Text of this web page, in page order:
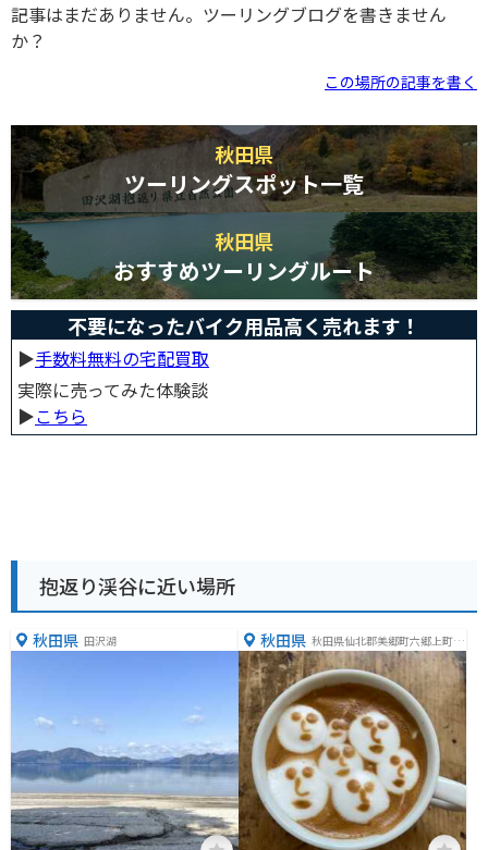
記事はまだありません。ツーリングブログを書きません
か？
この場所の記事を書く
秋田県
ツーリングスポット一覧
秋田県
おすすめツーリングルート
不要になったバイク用品高く売れます！
▶︎手数料無料の宅配買取
実際に売ってみた体験談
▶︎こちら
抱返り渓谷に近い場所
秋田県 田沢湖 秋田県 秋田県仙北郡美郷町六郷上町４
９−３